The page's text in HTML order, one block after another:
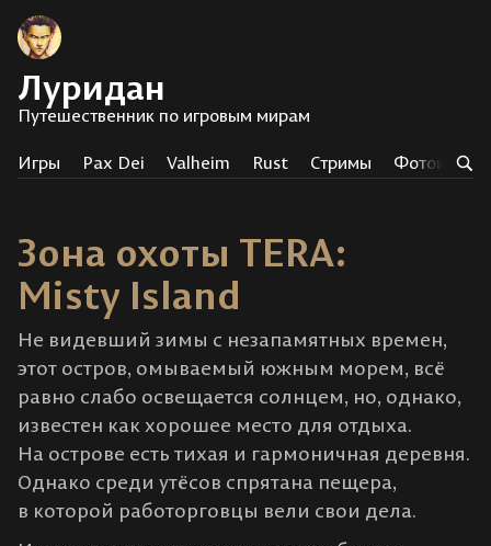
Луридан
Путешественник по игровым мирам
Игры Pax Dei Valheim Rust Стримы
Зона охоты TERA:
Misty Island
Не видевший зимы с незапамятных времен,
этот остров, омываемый южным морем, всё
равно слабо освещается солнцем, но, однако,
известен как хорошее место для отдыха.
На острове есть тихая и гармоничная деревня.
Однако среди утёсов спрятана пещера,
в которой работорговцы вели свои дела.